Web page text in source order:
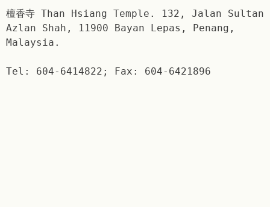
檀香寺 Than Hsiang Temple. 132, Jalan Sultan
Azlan Shah, 11900 Bayan Lepas, Penang,
Malaysia.
Tel: 604-6414822; Fax: 604-6421896